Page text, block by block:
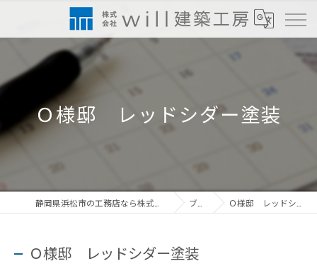
Ｏ様邸 レッドシダー塗装
ブログ Ｏ様邸 レッドシダー塗装
Ｏ様邸 レッドシダー塗装